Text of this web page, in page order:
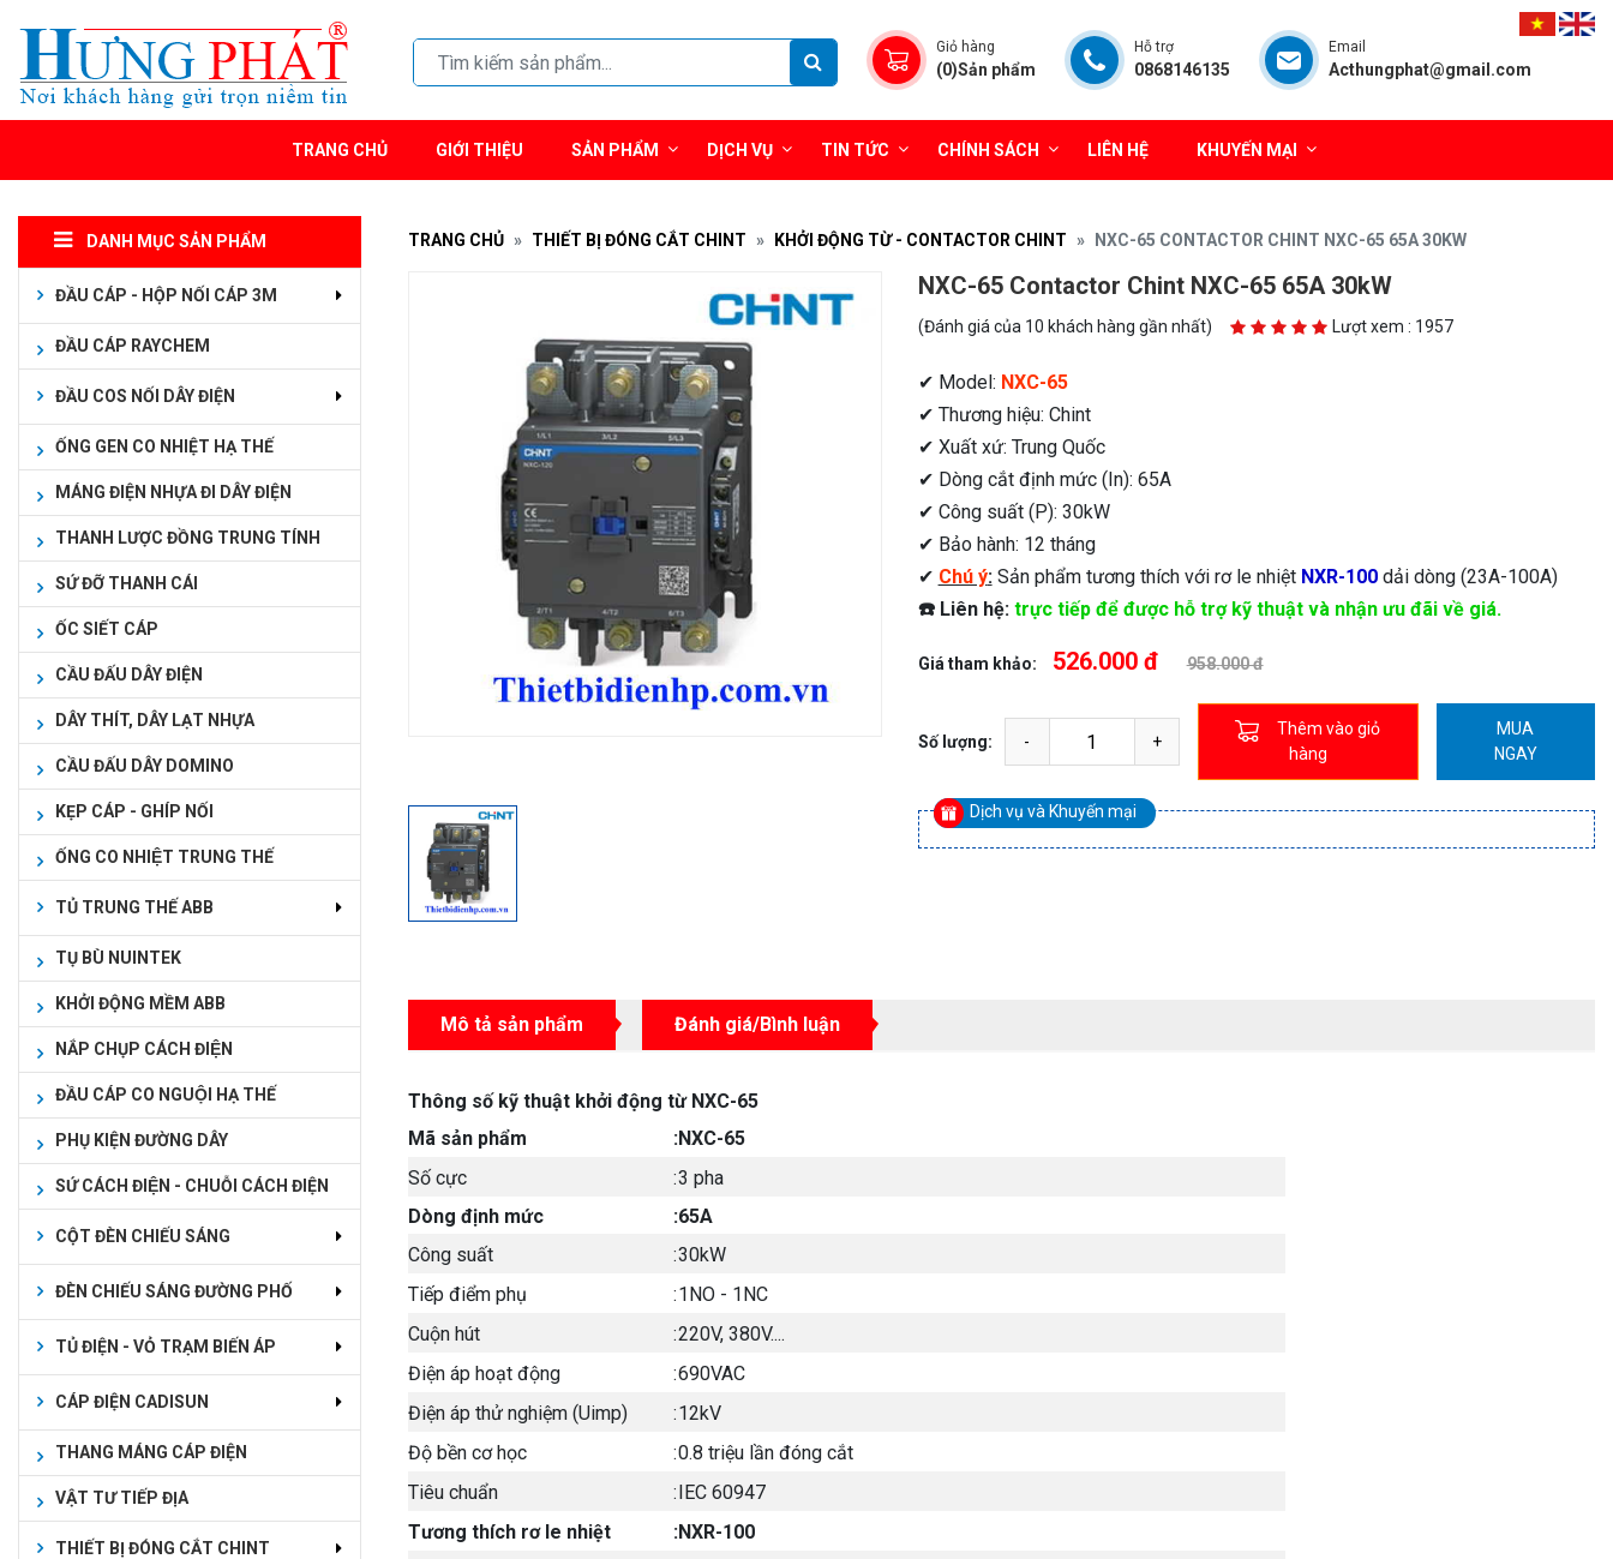
Giỏ hàng
(0)Sản phẩm
Hỗ trợ
0868146135
Email
Acthungphat@gmail.com
TRANG CHỦ GIỚI THIỆU SẢN PHẨM DỊCH VỤ TIN TỨC CHÍNH SÁCH LIÊN HỆ KHUYẾN MẠI
DANH MỤC SẢN PHẨM
ĐẦU CÁP - HỘP NỐI CÁP 3M
ĐẦU CÁP RAYCHEM
ĐẦU COS NỐI DÂY ĐIỆN
ỐNG GEN CO NHIỆT HẠ THẾ
MÁNG ĐIỆN NHỰA ĐI DÂY ĐIỆN
THANH LƯỢC ĐỒNG TRUNG TÍNH
SỨ ĐỠ THANH CÁI
ỐC SIẾT CÁP
CẦU ĐẤU DÂY ĐIỆN
DÂY THÍT, DÂY LẠT NHỰA
CẦU ĐẤU DÂY DOMINO
KẸP CÁP - GHÍP NỐI
ỐNG CO NHIỆT TRUNG THẾ
TỦ TRUNG THẾ ABB
TỤ BÙ NUINTEK
KHỞI ĐỘNG MỀM ABB
NẮP CHỤP CÁCH ĐIỆN
ĐẦU CÁP CO NGUỘI HẠ THẾ
PHỤ KIỆN ĐƯỜNG DÂY
SỨ CÁCH ĐIỆN - CHUỖI CÁCH ĐIỆN
CỘT ĐÈN CHIẾU SÁNG
ĐÈN CHIẾU SÁNG ĐƯỜNG PHỐ
TỦ ĐIỆN - VỎ TRẠM BIẾN ÁP
CÁP ĐIỆN CADISUN
THANG MÁNG CÁP ĐIỆN
VẬT TƯ TIẾP ĐỊA
THIẾT BỊ ĐÓNG CẮT CHINT
TRANG CHỦ THIẾT BỊ ĐÓNG CẮT CHINT KHỞI ĐỘNG TỪ - CONTACTOR CHINT NXC-65 CONTACTOR CHINT NXC-65 65A 30KW
NXC-65 Contactor Chint NXC-65 65A 30kW
(Đánh giá của 10 khách hàng gần nhất) Lượt xem : 1957
✔ Model: NXC-65
✔ Thương hiệu: Chint
✔ Xuất xứ: Trung Quốc
✔ Dòng cắt định mức (In): 65A
✔ Công suất (P): 30kW
✔ Bảo hành: 12 tháng
✔ Chú ý:Sản phẩm tương thích với rơ le nhiệt NXR-100dải dòng (23A-100A)
☎️ Liên hệ: trực tiếp để được hỗ trợ kỹ thuật và nhận ưu đãi về giá.
Giá tham khảo: 526.000 đ 958.000 đ
Số lượng:
Thêm vào giỏ
hàng
MUA
NGAY
Dịch vụ và Khuyến mại
Mô tả sản phẩm Đánh giá/Bình luận
Thông số kỹ thuật khởi động từ NXC-65
Mã sản phẩm :NXC-65
Số cực
:3 pha
Dòng định mức
:65A
Công suất
:30kW
Tiếp điểm phụ
:1NO - 1NC
Cuộn hút
:220V, 380V....
Điện áp hoạt động
:690VAC
Điện áp thử nghiệm (Uimp)
:12kV
Độ bền cơ học
:0.8 triệu lần đóng cắt
Tiêu chuẩn
:IEC 60947
Tương thích rơ le nhiệt
:NXR-100